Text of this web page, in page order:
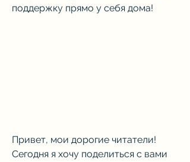
поддержку прямо у себя дома!
Привет, мои дорогие читатели!
Сегодня я хочу поделиться с вами